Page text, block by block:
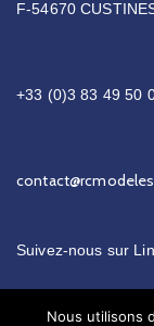
F-54670
+33 (0)3 83 49 50
Suivez-nous sur
Nous utilisons